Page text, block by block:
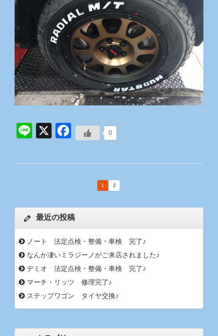
0
Line
X Facebook
1 2
最近の投稿
ノート 法定点検・整備・車検 完了♪
なんか凄いミラジーノがご来店されました♪
デミオ 法定点検・整備・車検 完了♪
マーチ・リッツ 修理完了♪
ステップワゴン タイヤ交換♪